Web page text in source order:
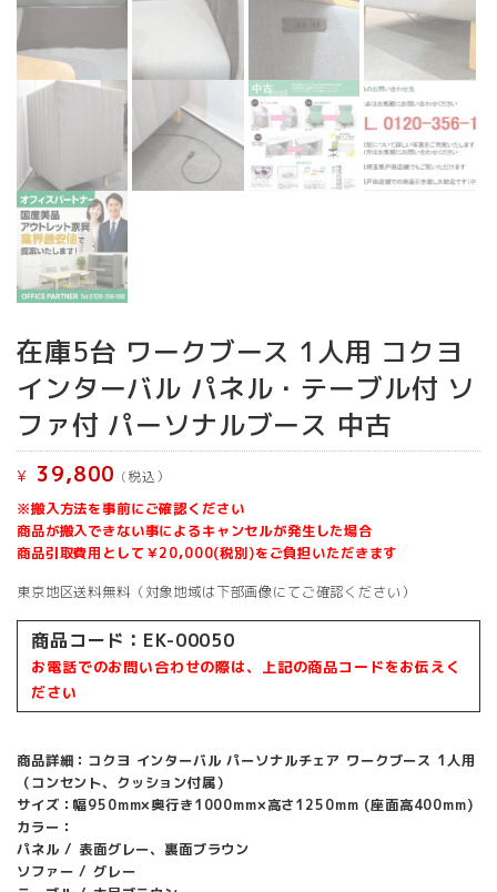
在庫5台 ワークブース 1人用 コクヨ
インターバル パネル・テーブル付 ソ
ファ付 パーソナルブース 中古
¥ 39,800 (税込）
※搬入方法を事前にご確認ください
商品が搬入できない事によるキャンセルが発生した場合
商品引取費用として￥20,000(税別)をご負担いただきます
東京地区送料無料（対象地域は下部画像にてご確認ください）
商品コード： EK-00050
お電話でのお問い合わせの際は、上記の商品コードをお伝えく
ださい
商品詳細：コクヨ インターバル パーソナルチェア ワークブース 1人用
（コンセント、クッション付属）
サイズ：幅950mm×奥行き1000mm×高さ1250mm (座面高400mm)
カラー：
パネル / 表面グレー、裏面ブラウン
ソファー / グレー